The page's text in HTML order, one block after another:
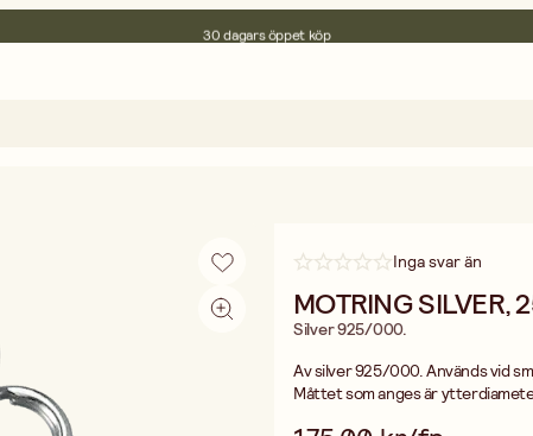
30 dagars öppet köp
Inga svar än
MOTRING SILVER,
Silver 925/000.
Av silver 925/000. Används vid
Måttet som anges är